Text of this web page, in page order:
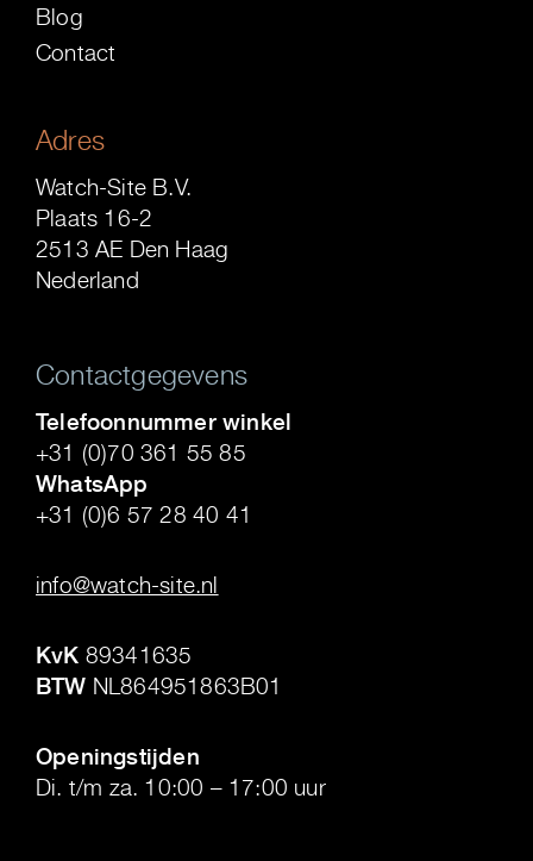
Blog
Contact
Adres
Watch-Site B.V.
Plaats 16-2
2513 AE Den Haag
Nederland
Contactgegevens
Telefoonnummer winkel
+31 (0)70 361 55 85
WhatsApp
+31 (0)6 57 28 40 41
info@watch-site.nl
KvK 89341635
BTW NL864951863B01
Openingstijden
Di. t/m za. 10:00 – 17:00 uur